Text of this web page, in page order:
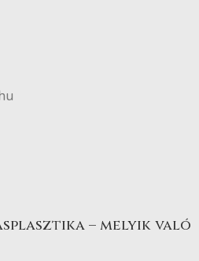
– melyik való